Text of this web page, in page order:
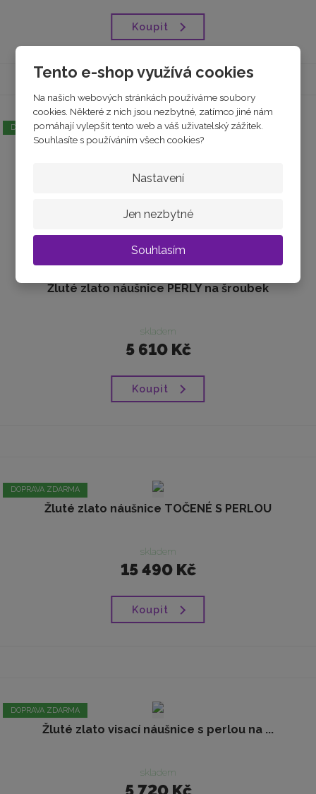
Tento e-shop využívá cookies
Na našich webových stránkách používáme soubory
cookies. Některé z nich jsou nezbytné, zatímco jiné nám
pomáhají vylepšit tento web a váš uživatelský zážitek.
Souhlasíte s používáním všech cookies?
Nastavení
Jen nezbytné
Souhlasím
Koupit
DOPRAVA ZDARMA
Žluté zlato náušnice PERLY na šroubek
skladem
5 610 Kč
Koupit
DOPRAVA ZDARMA
Žluté zlato náušnice TOČENÉ S PERLOU
skladem
15 490 Kč
Koupit
DOPRAVA ZDARMA
Žluté zlato visací náušnice s perlou na ...
skladem